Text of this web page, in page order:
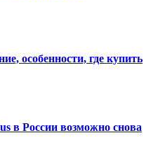
особенности, где купить
в России возможно снова